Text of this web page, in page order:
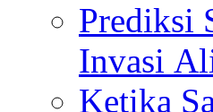
Prediksi
Invasi
Ketika